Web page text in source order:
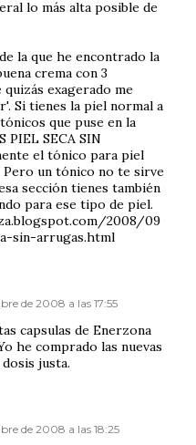
lo más alta posible de
la que he encontrado la
crema con 3
quizás exagerado me
Si tienes la piel normal a
que puse en la
PIEL SECA SIN
el tónico para piel
Pero un tónico no te sirve
sección tienes también
para ese tipo de piel.
2008/09
sin-arrugas.html
de 2008 a las 17:55
capsulas de Enerzona
he comprado las nuevas
justa.
de 2008 a las 18:25